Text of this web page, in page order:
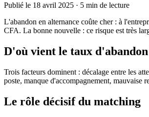
Publié le 18 avril 2025 · 5 min de lecture
L'abandon en alternance coûte cher : à
CFA. La bonne nouvelle : ce risque est très
D'où vient le taux
Trois facteurs dominent : décalage entre les
poste, manque d'accompagnement, mauvaise
Le rôle décisif du matching